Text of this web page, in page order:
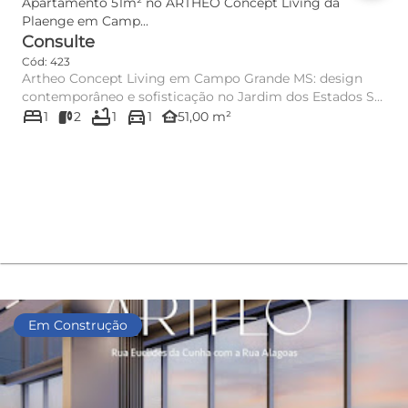
Plaenge em Camp...
Consulte
Cód: 423
Artheo Concept Living em Campo Grande MS: design
contemporâneo e sofisticação no Jardim dos Estados Se
você busca um...
bed1 2 bathtub1 directions_car1 other_houses51,00 m²
Em Construção